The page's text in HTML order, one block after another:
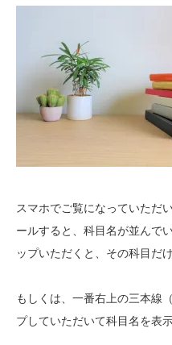
スマホでご覧になっていただ
ールすると、科目名が並んで
ップいただくと、その科目だ
もしくは、一番右上の三本線
プしていただいて科目名を表